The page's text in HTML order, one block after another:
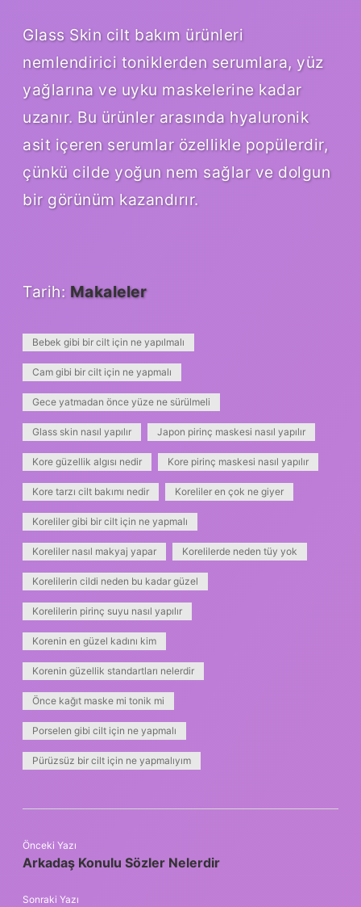
Glass Skin cilt bakım ürünleri
nemlendirici toniklerden serumlara, yüz
yağlarına ve uyku maskelerine kadar
uzanır. Bu ürünler arasında hyaluronik
asit içeren serumlar özellikle popülerdir,
çünkü cilde yoğun nem sağlar ve dolgun
bir görünüm kazandırır.
Tarih: Makaleler
Bebek gibi bir cilt için ne yapılmalı
Cam gibi bir cilt için ne yapmalı
Gece yatmadan önce yüze ne sürülmeli
Glass skin nasıl yapılır Japon pirinç maskesi nasıl yapılır
Kore güzellik algısı nedir Kore pirinç maskesi nasıl yapılır
Kore tarzı cilt bakımı nedir Koreliler en çok ne giyer
Koreliler gibi bir cilt için ne yapmalı
Koreliler nasıl makyaj yapar Korelilerde neden tüy yok
Korelilerin cildi neden bu kadar güzel
Korelilerin pirinç suyu nasıl yapılır
Korenin en güzel kadını kim
Korenin güzellik standartları nelerdir
Önce kağıt maske mi tonik mi
Porselen gibi cilt için ne yapmalı
Pürüzsüz bir cilt için ne yapmalıyım
Önceki Yazı
Arkadaş Konulu Sözler Nelerdir
Sonraki Yazı